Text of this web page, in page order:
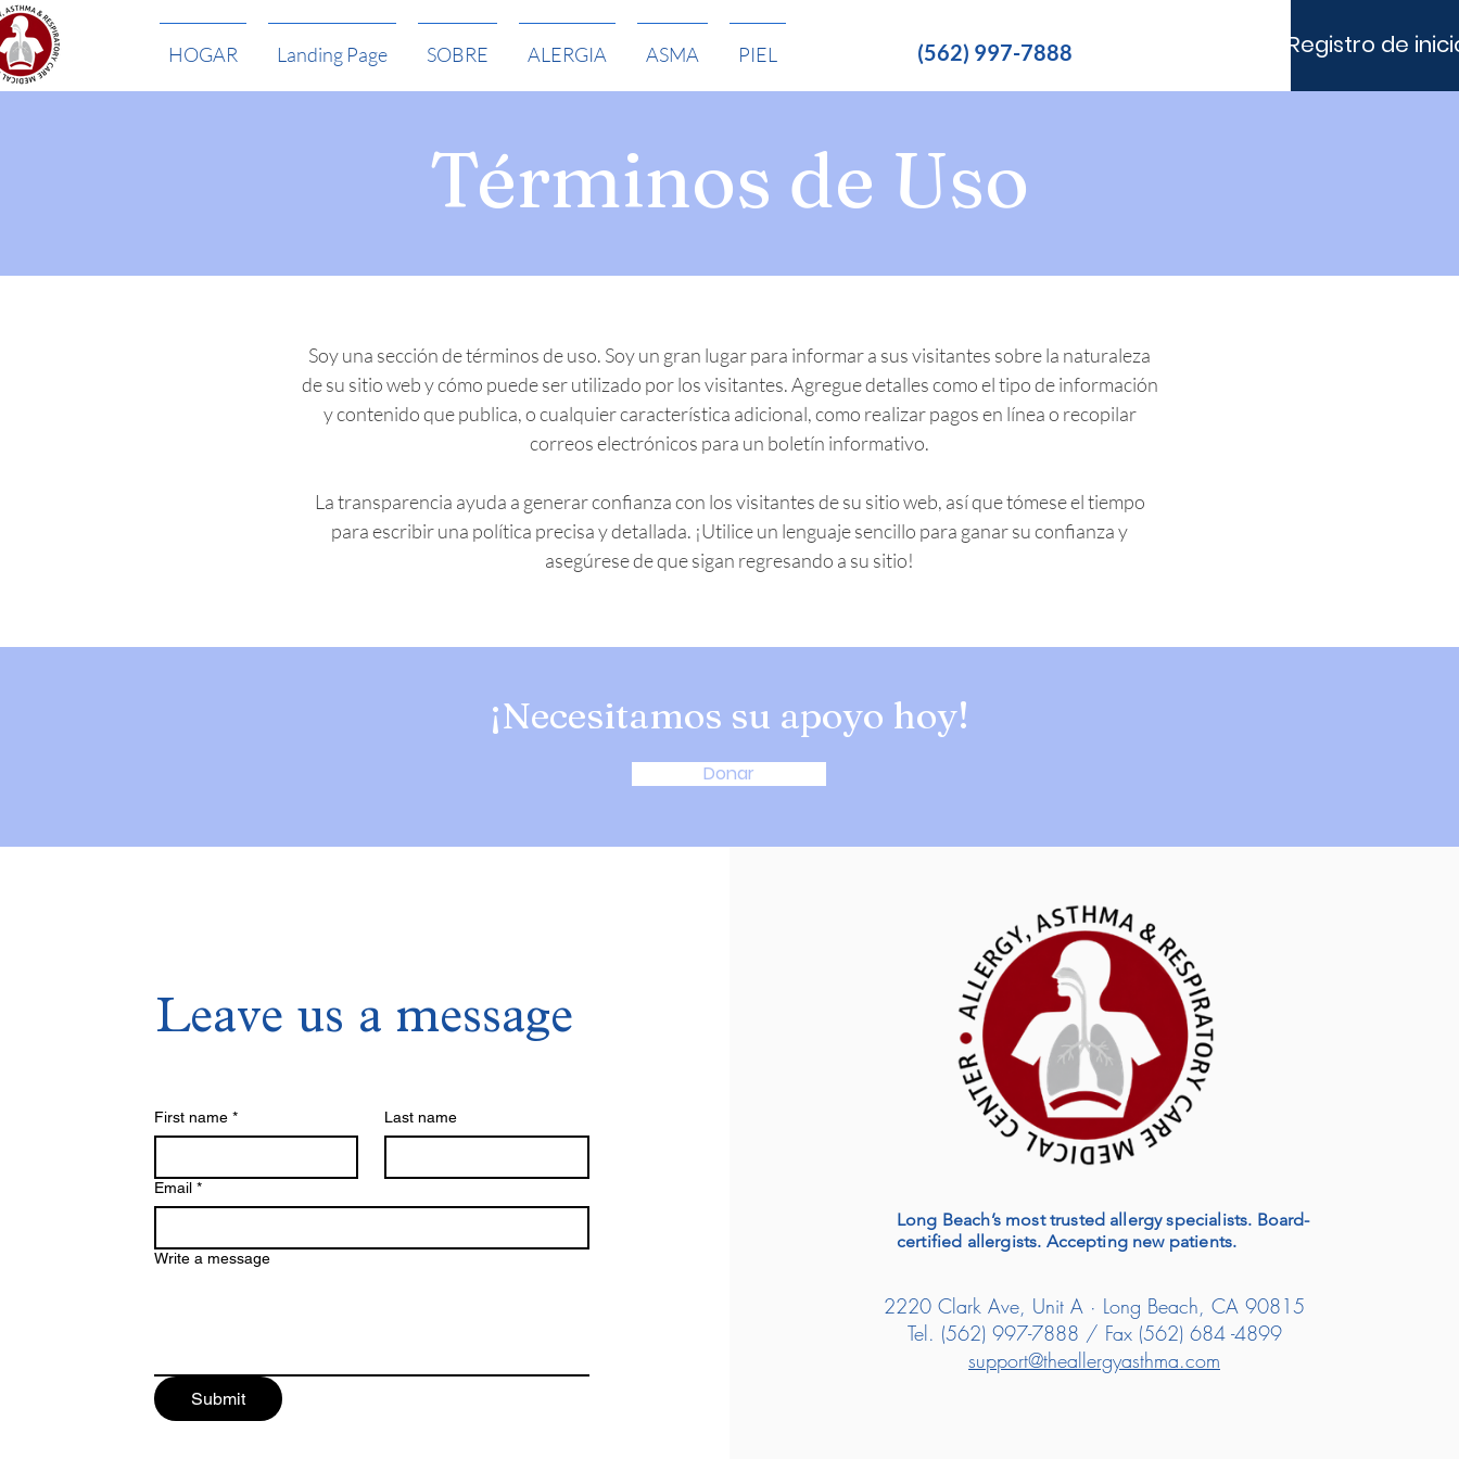
HOGAR Landing Page SOBRE ALERGIA ASMA PIEL (562) 997-7888 Registro de
Términos de Uso
Soy una sección de términos de uso. Soy un gran lugar para informar a sus visitantes sobre la naturaleza
de su sitio web y cómo puede ser utilizado por los visitantes. Agregue detalles como el tipo de información
y contenido que publica, o cualquier característica adicional, como realizar pagos en línea o recopilar
correos electrónicos para un boletín informativo.
La transparencia ayuda a generar confianza con los visitantes de su sitio web, así que tómese el tiempo
para escribir una política precisa y detallada. ¡Utilice un lenguaje sencillo para ganar su confianza y
asegúrese de que sigan regresando a su sitio!
¡Necesitamos su apoyo hoy!
Donar
Leave us a message
First name * Last name
Email *
Write a message
Submit
Long Beach’s most trusted allergy specialists. Board-
certified allergists. Accepting new patients.
2220 Clark Ave, Unit A · Long Beach, CA 90815
Tel. (562) 997-7888 / Fax (562) 684 -4899
support@theallergyasthma.com